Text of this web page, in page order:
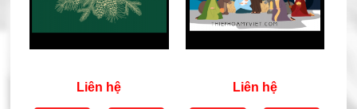
Liên hệ Liên hệ